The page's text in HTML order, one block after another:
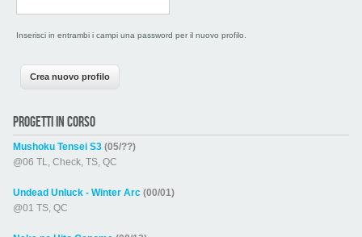
Inserisci in entrambi i campi una password per il nuovo profilo.
PROGETTI IN CORSO
Mushoku Tensei S3(05/??)
@06 TL, Check, TS, QC
Undead Unluck - Winter Arc (00/01)
@01 TS, QC